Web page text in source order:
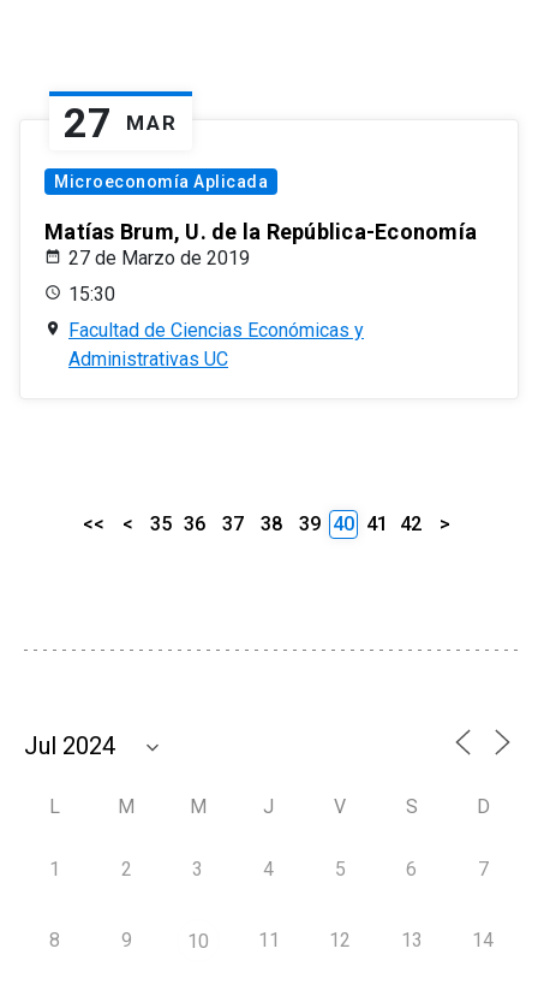
27 MAR
Microeconomía Aplicada
Matías Brum, U. de la República-Economía
27 de Marzo de 2019
15:30
Facultad de Ciencias Económicas y
Administrativas UC
<< < 35 36 37 38 39 40 41 42 >
L M M J V S D
1 2 3 4 5 6 7
8 9 10 11 12 13 14